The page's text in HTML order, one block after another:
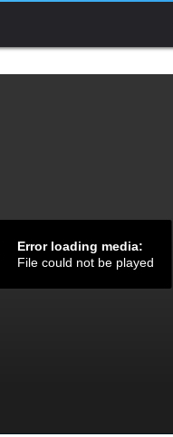
Error loading media:
File could not be played